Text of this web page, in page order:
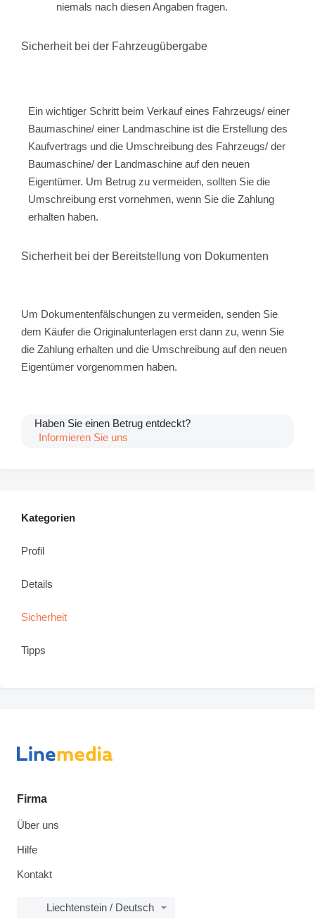
niemals nach diesen Angaben fragen.
Sicherheit bei der Fahrzeugübergabe
Ein wichtiger Schritt beim Verkauf eines Fahrzeugs/ einer
Baumaschine/ einer Landmaschine ist die Erstellung des
Kaufvertrags und die Umschreibung des Fahrzeugs/ der
Baumaschine/ der Landmaschine auf den neuen
Eigentümer. Um Betrug zu vermeiden, sollten Sie die
Umschreibung erst vornehmen, wenn Sie die Zahlung
erhalten haben.
Sicherheit bei der Bereitstellung von Dokumenten
Um Dokumentenfälschungen zu vermeiden, senden Sie
dem Käufer die Originalunterlagen erst dann zu, wenn Sie
die Zahlung erhalten und die Umschreibung auf den neuen
Eigentümer vorgenommen haben.
Haben Sie einen Betrug entdeckt?
Informieren Sie uns
Kategorien
Profil
Details
Sicherheit
Tipps
Firma
Über uns
Hilfe
Kontakt
Liechtenstein / Deutsch